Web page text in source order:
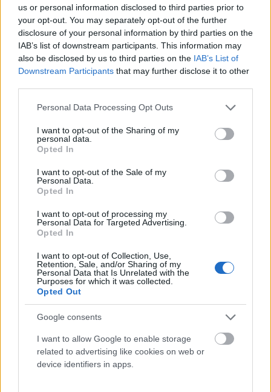
us or personal information disclosed to third parties prior to
your opt-out. You may separately opt-out of the further
disclosure of your personal information by third parties on the
IAB’s list of downstream participants. This information may
also be disclosed by us to third parties on the IAB’s List of
Downstream Participants that may further disclose it to other
Please note that this website/app uses one or more Google
not limited to your visit or usage behaviour. You may click to
grant or deny consent to Google and its third-party tags to
use your data for below specified purposes in below Google
consent section.
Personal Data Processing Opt Outs
I want to opt-out of the Sharing of my
personal data.
Opted In
I want to opt-out of the Sale of my
Personal Data.
Opted In
I want to opt-out of processing my
Personal Data for Targeted Advertising.
Opted In
I want to opt-out of Collection, Use,
Retention, Sale, and/or Sharing of my
Personal Data that Is Unrelated with the
Purposes for which it was collected.
Opted Out
Google consents
I want to allow Google to enable storage
related to advertising like cookies on web or
device identifiers in apps.
Olyankor jelennek meg párterápián és mesélnek hosszan arról, hogyan
megszokják szerepeiket, hogy nehezen engedik meg a
másiknak, hogy kilépjen belőle.
aki el is kezd lassan válaszolni, a „beszédes” tag hamar átveszi a szót. Ez
jól mutatja azt a párkapcsolati dinamikát, amiben élnek, és ami végül –
akár más tényezőkkel együtt – elvezet a kapcsolati nehézségekhez. A
feladat ilyenkor nem más, mint megtalálni az utat a másik szerepéhez: a
félnek. A szerepek idővel merevvé válhatnak, így ezekből kilépni nem kis
feladat, de kellő motivációval és befektetett energiával lehetséges.
A csend tehát sokféleképpen jelenhet meg különféle kapcsolatainkban.
Bár társadalmunkban – még ha kimondatlanul is, de – elvárás, hogy egy
társaságban aktívan folyjon a kommunikáció, mégis
fontos erőforrás
Jó, ha vannak olyan emberek
körülöttünk, akikkel a csend nem kínos, hanem lehet a megnyugvás, az
elmélkedés ideje. Mert megengedhetjük magunknak, hogy néha a csend
beszéljen helyettünk.